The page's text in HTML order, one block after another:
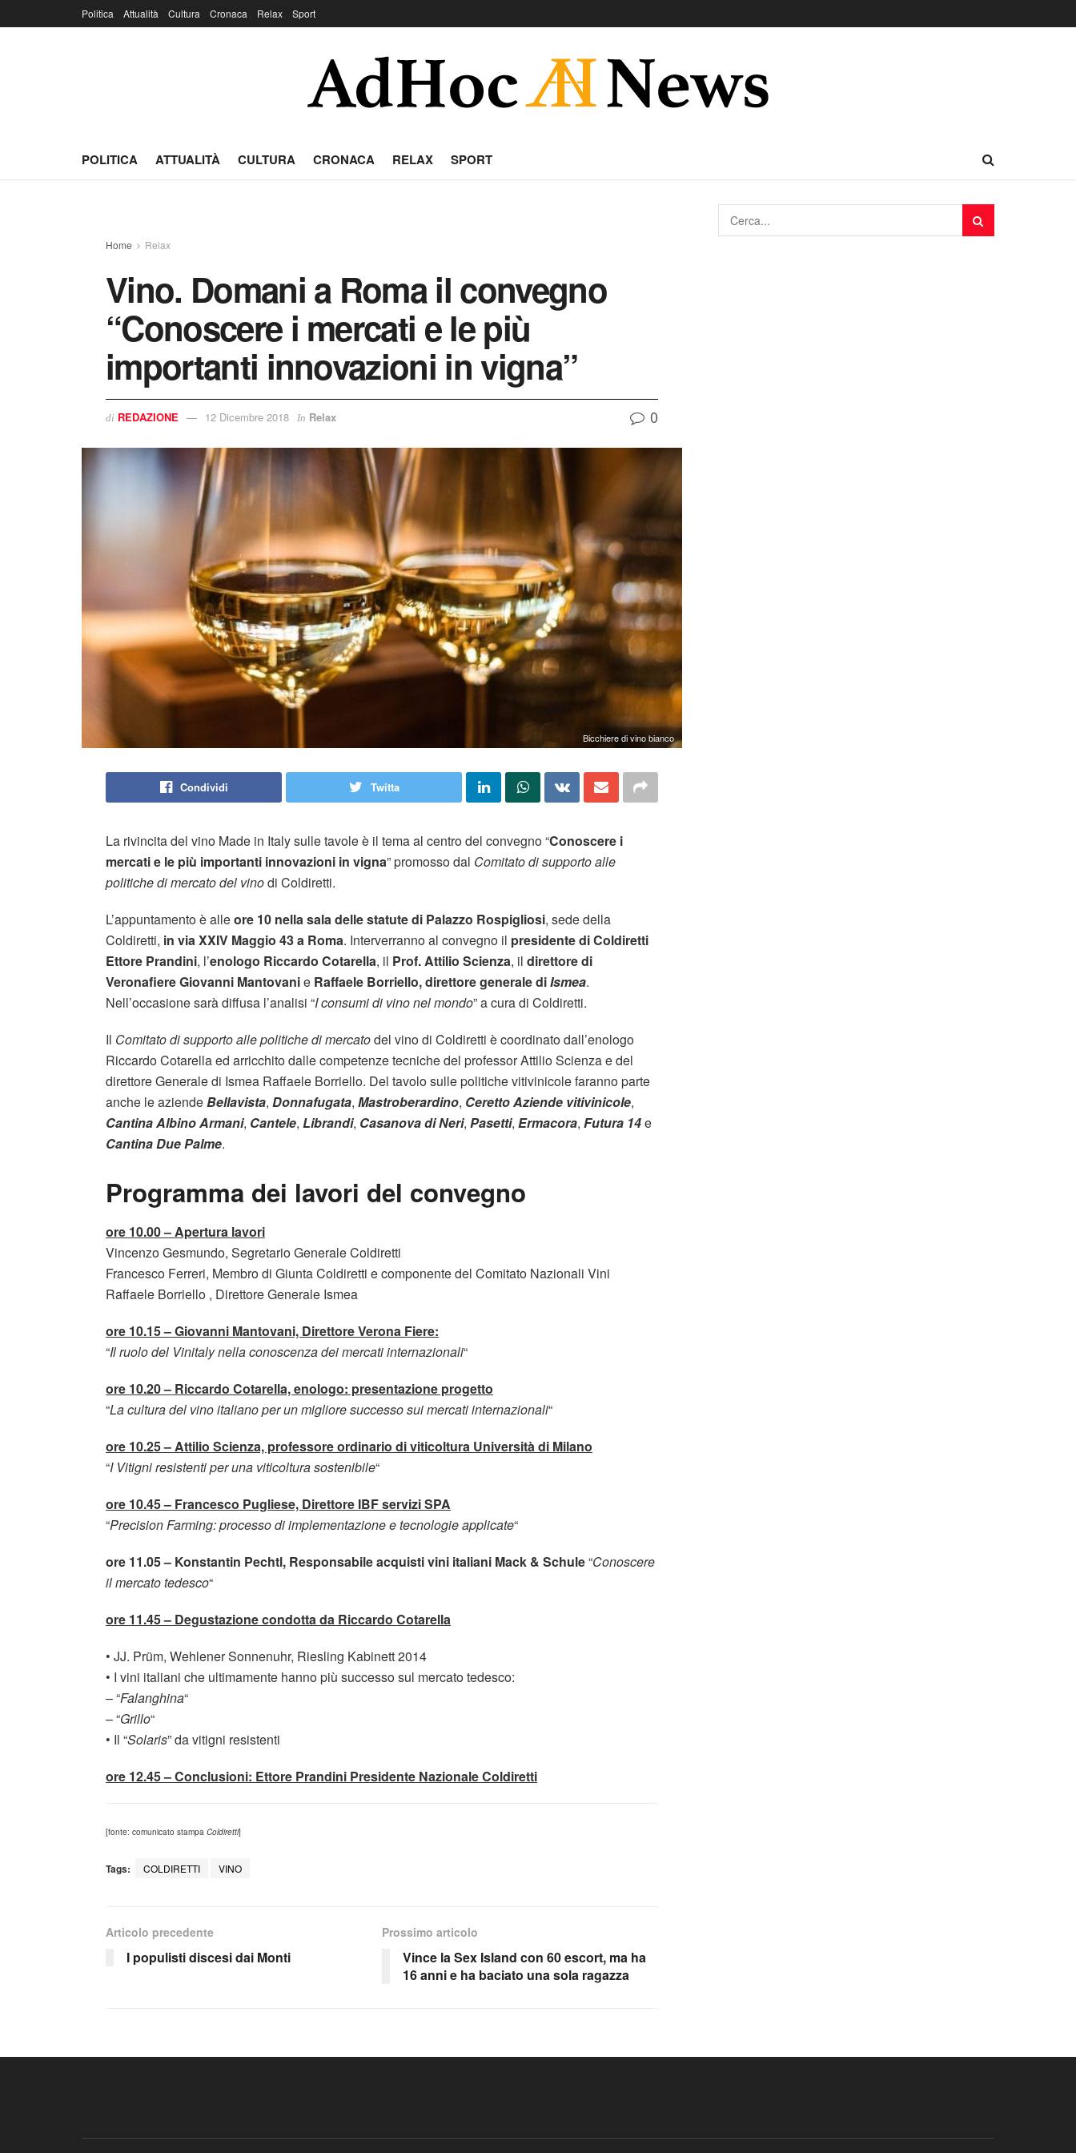
Politica Attualità Cultura Cronaca Relax Sport
POLITICA ATTUALITÀ CULTURA CRONACA RELAX SPORT
Home Relax
Vino. Domani a Roma il convegno
“Conoscere i mercati e le più
importanti innovazioni in vigna”
di REDAZIONE 12 Dicembre 2018 In Relax 0
Bicchiere di vino bianco
Condividi Twitta
La rivincita del vino Made in Italy sulle tavole è il tema al centro del convegno “Conoscere i
mercati e le più importanti innovazioni in vigna” promosso dal Comitato di supporto alle
politiche di mercato del vinodi Coldiretti.
L’appuntamento è alleore 10 nella sala delle statute di Palazzo Rospigliosi, sede della
Coldiretti, in via XXIV Maggio 43 a Roma. Interverranno al convegno il presidente di Coldiretti
Ettore Prandini, l’enologo Riccardo Cotarella, il Prof. Attilio Scienza, il direttore di
Veronafiere Giovanni Mantovanie Raffaele Borriello, direttore generale diIsmea.
Nell’occasione sarà diffusa l’analisi “I consumi di vino nel mondo” a cura di Coldiretti.
Il Comitato di supporto alle politiche di mercatodel vino di Coldiretti è coordinato dall’enologo
Riccardo Cotarella ed arricchito dalle competenze tecniche del professor Attilio Scienza e del
direttore Generale di Ismea Raffaele Borriello. Del tavolo sulle politiche vitivinicole faranno parte
anche le aziendeBellavista, Donnafugata, Mastroberardino, Ceretto Aziende vitivinicole,
Cantina Albino Armani, Cantele, Librandi, Casanova di Neri, Pasetti, Ermacora, Futura 14e
Cantina Due Palme.
Programma dei lavori del convegno
ore 10.00 – Apertura lavori
Vincenzo Gesmundo, Segretario Generale Coldiretti
Francesco Ferreri, Membro di Giunta Coldiretti e componente del Comitato Nazionali Vini
Raffaele Borriello , Direttore Generale Ismea
ore 10.15 – Giovanni Mantovani, Direttore Verona Fiere:
“Il ruolo del Vinitaly nella conoscenza dei mercati internazionali“
ore 10.20 – Riccardo Cotarella, enologo: presentazione progetto
“La cultura del vino italiano per un migliore successo sui mercati internazionali“
ore 10.25 – Attilio Scienza, professore ordinario di viticoltura Università di Milano
“I Vitigni resistenti per una viticoltura sostenibile“
ore 10.45 – Francesco Pugliese, Direttore IBF servizi SPA
“Precision Farming: processo di implementazione e tecnologie applicate“
ore 11.05 – Konstantin Pechtl, Responsabile acquisti vini italiani Mack & Schule“Conoscere
il mercato tedesco“
ore 11.45 – Degustazione condotta da Riccardo Cotarella
• JJ. Prüm, Wehlener Sonnenuhr, Riesling Kabinett 2014
• I vini italiani che ultimamente hanno più successo sul mercato tedesco:
– “Falanghina“
– “Grillo“
• Il “Solaris” da vitigni resistenti
ore 12.45 – Conclusioni: Ettore Prandini Presidente Nazionale Coldiretti
[fonte: comunicato stampa Coldiretti]
Tags: COLDIRETTI VINO
Articolo precedente
I populisti discesi dai Monti
Prossimo articolo
Vince la Sex Island con 60 escort, ma ha
16 anni e ha baciato una sola ragazza